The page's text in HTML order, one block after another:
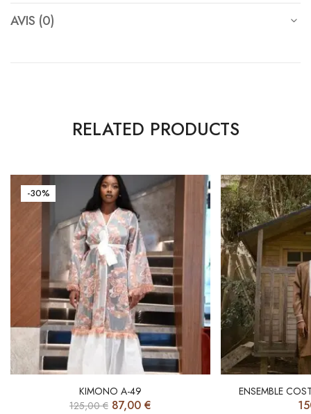
AVIS (0)
RELATED PRODUCTS
-30%
KIMONO A-49
125,00€ 87,00 €
ENSEMBLE